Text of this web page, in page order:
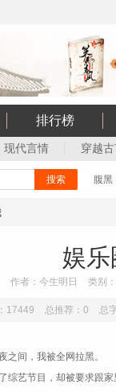
排行榜
现代言情 穿越
搜索 腹黑
娱
作者：今生明日 类别
17449 总推荐：0 总
之间，我被全网拉黑。
艺节目，却被要求跟家